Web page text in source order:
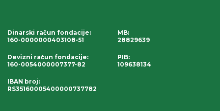
Dinarski račun fondacije:
160-0000000403108-51
Devizni račun fondacije:
160-0054000007377-82
IBAN broj:
RS35160005400000737782
MB:
28829639
PIB:
109638134